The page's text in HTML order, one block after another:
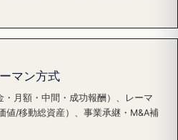
マン方式
・月額・中間・成功報酬）、レーマ
値/移動総資産）、事業承継・M&A補